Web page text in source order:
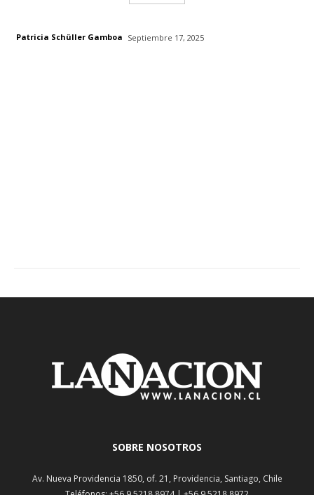
Patricia Schüller Gamboa Septiembre 17, 2025
SOBRE NOSOTROS
Av. Nueva Providencia 1850, of. 21, Providencia, Santiago, Chile